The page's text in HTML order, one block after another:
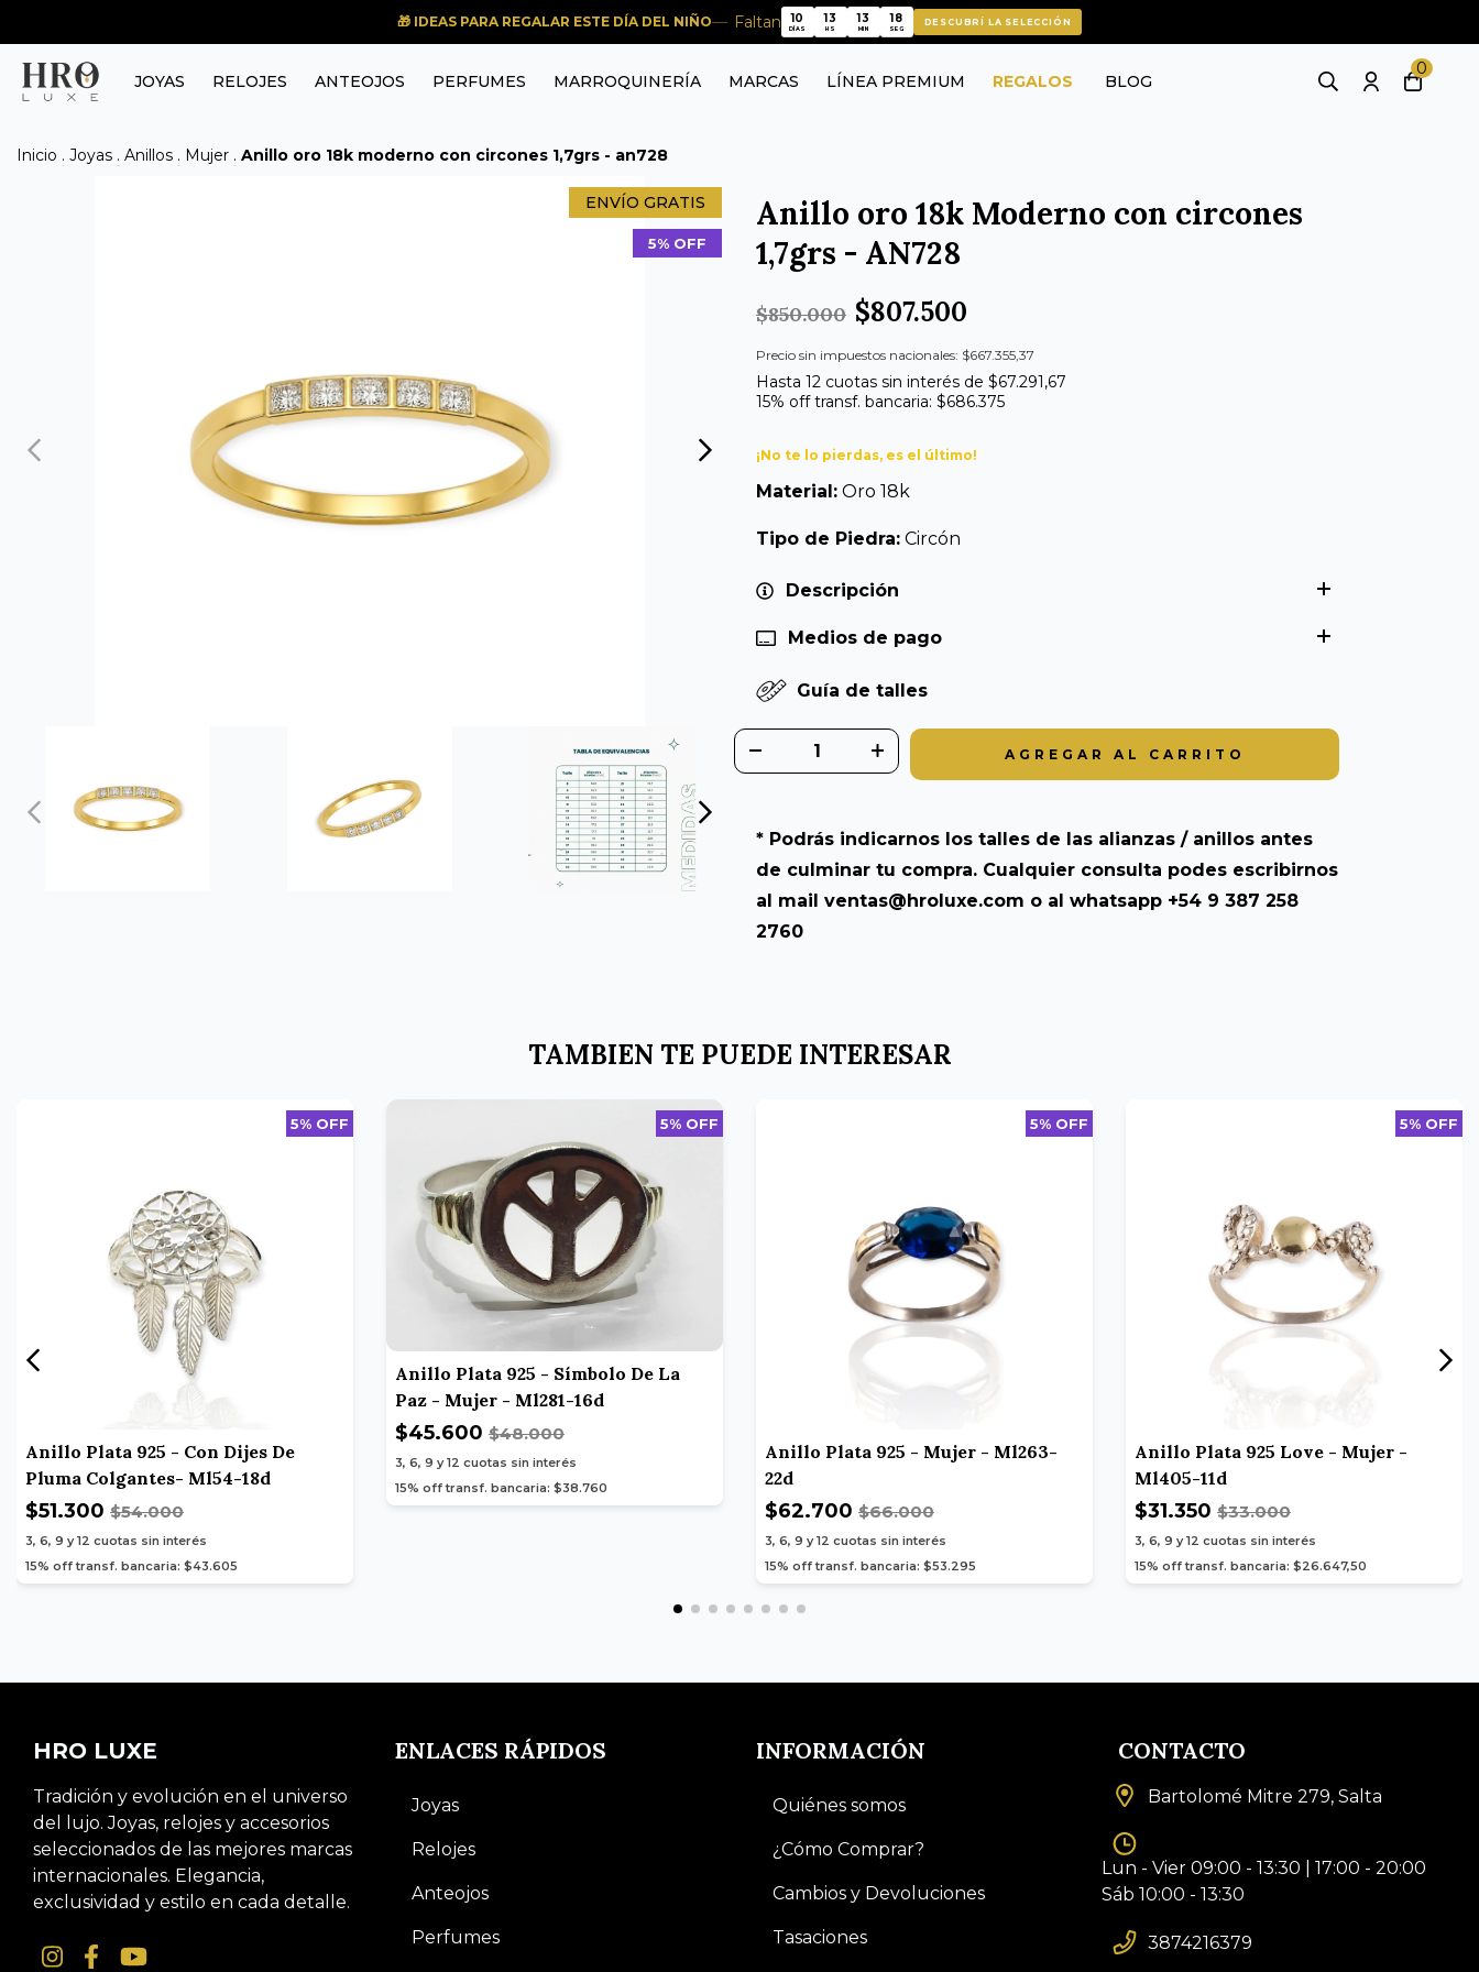
🎁 IDEAS PARA REGALAR ESTE DÍA DEL NIÑO Faltan
10
10
DÍAS
13
13
HS
13
13
MIN
18
17
SEG
DESCUBRÍ LA SELECCIÓN
JOYAS RELOJES ANTEOJOS PERFUMES MARROQUINERÍA MARCAS LÍNEA PREMIUM REGALOS BLOG
0
Inicio . Joyas . Anillos . Mujer . Anillo oro 18k moderno con circones 1,7grs - an728
ENVÍO GRATIS
5% OFF
Anillo oro 18k Moderno con circones
1,7grs - AN728
$850.000 $807.500
Precio sin impuestos nacionales: $667.355,37
Hasta 12 cuotas sin interés de $67.291,67
15% off transf. bancaria: $686.375
¡No te lo pierdas, es el último!
Material: Oro 18k
Tipo de Piedra: Circón
Descripción
Medios de pago
Guía de talles
* Podrás indicarnos los talles de las alianzas / anillos antes
de culminar tu compra. Cualquier consulta podes escribirnos
al mail ventas@hroluxe.com o al whatsapp +54 9 387 258
2760
TAMBIEN TE PUEDE INTERESAR
5% OFF
Anillo Plata 925 - Con Dijes De
Pluma Colgantes- Ml54-18d
$51.300 $54.000
3, 6, 9 y 12 cuotas sin interés
15% off transf. bancaria: $43.605
5% OFF
Anillo Plata 925 - Símbolo De La
Paz - Mujer - Ml281-16d
$45.600 $48.000
3, 6, 9 y 12 cuotas sin interés
15% off transf. bancaria: $38.760
5% OFF
Anillo Plata 925 - Mujer - Ml263-
22d
$62.700 $66.000
3, 6, 9 y 12 cuotas sin interés
15% off transf. bancaria: $53.295
5% OFF
Anillo Plata 925 Love - Mujer -
Ml405-11d
$31.350 $33.000
3, 6, 9 y 12 cuotas sin interés
15% off transf. bancaria: $26.647,50
HRO LUXE
Tradición y evolución en el universo
del lujo. Joyas, relojes y accesorios
seleccionados de las mejores marcas
internacionales. Elegancia,
exclusividad y estilo en cada detalle.
ENLACES RÁPIDOS
Joyas
Relojes
Anteojos
Perfumes
INFORMACIÓN
Quiénes somos
¿Cómo Comprar?
Cambios y Devoluciones
Tasaciones
CONTACTO
Bartolomé Mitre 279, Salta
Lun - Vier 09:00 - 13:30 | 17:00 - 20:00
Sáb 10:00 - 13:30
3874216379